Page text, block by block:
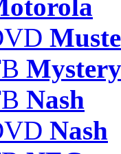
Mystery
Nash
Nash